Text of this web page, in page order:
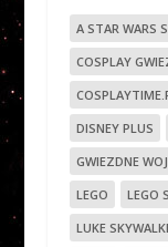
A STAR WARS
COSPLAY
DISNEY PLUS
GWIEZDNE
LEGO
LEGO
LUKE